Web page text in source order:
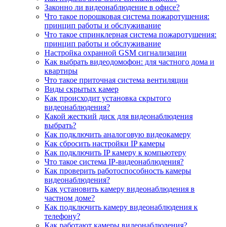
Законно ли видеонаблюдение в офисе?
Что такое порошковая система пожаротушения:
принцип работы и обслуживание
Что такое спринклерная система пожаротушения:
принцип работы и обслуживание
Настройка охранной GSM сигнализации
Как выбрать видеодомофон: для частного дома и
квартиры
Что такое приточная система вентиляции
Виды скрытых камер
Как происходит установка скрытого
видеонаблюдения?
Какой жесткий диск для видеонаблюдения
выбрать?
Как подключить аналоговую видеокамеру
Как сбросить настройки IP камеры
Как подключить IP камеру к компьютеру
Что такое система IP-видеонаблюдения?
Как проверить работоспособность камеры
видеонаблюдения?
Как установить камеру видеонаблюдения в
частном доме?
Как подключить камеру видеонаблюдения к
телефону?
Как работают камеры видеонаблюдения?